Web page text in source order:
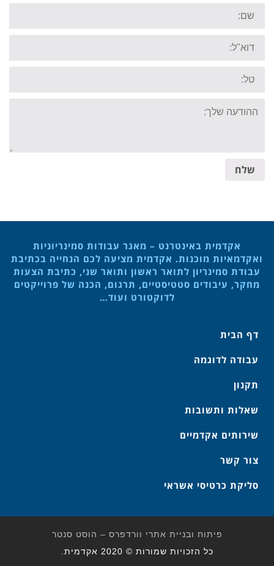
Name:
Email:
Tel:
Your
message:
שלח
אקדמית באינטרנט – מאגר עבודות סמינריוניות
ואקדמאיות מוכנות. אקדמית מציעה לכם הנחייה בכתיבת
עבודת סמינריון לתואר ראשון ותואר שני, כתיבת הצעות
מחקר, עיבודים סטטיסטיים, תרגום, הכנה של פרוייקטים
לדוקטורט ועוד…
דף הבית
עבודה לדוגמה
תקנון
שאלות ותשובות
שירותים אקדמיים
צור קשר
סליקת כרטיסי אשראי
פיתוח ובניית אתרי וורדפרס – הוסט סנטר
כל הזכויות שמורות © 2020 אקדמית.